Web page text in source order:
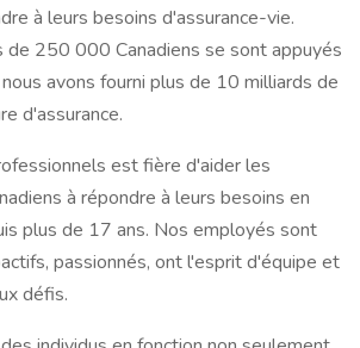
à leurs besoins d'assurance-vie.
de 250 000 Canadiens se sont appuyés
avons fourni plus de 10 milliards de
d'assurance.
est fière d'aider les
à répondre à leurs besoins en
plus de 17 ans. Nos employés sont
passionnés, ont l'esprit d'équipe et
défis.